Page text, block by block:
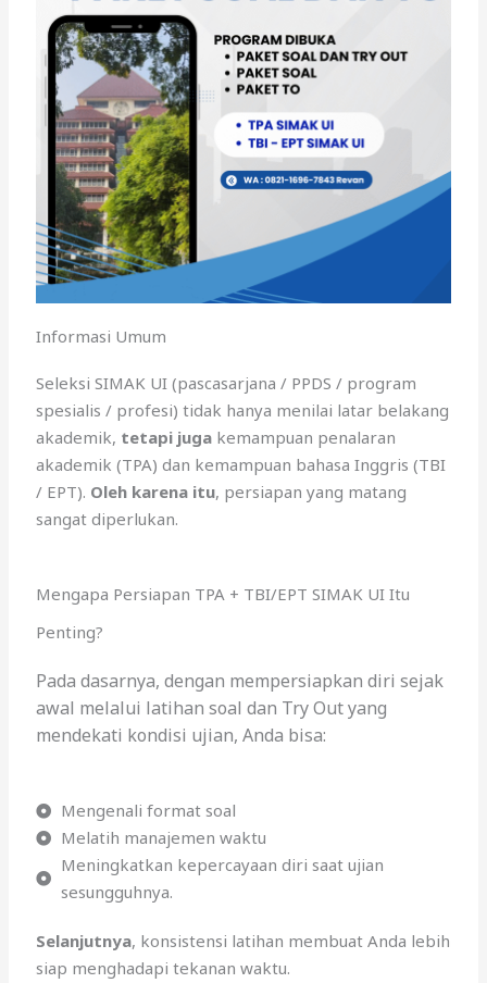
Informasi Umum
Seleksi SIMAK UI (pascasarjana / PPDS / program
spesialis / profesi) tidak hanya menilai latar belakang
akademik, tetapi juga kemampuan penalaran
akademik (TPA) dan kemampuan bahasa Inggris (TBI
/ EPT). Oleh karena itu, persiapan yang matang
sangat diperlukan.
Mengapa Persiapan TPA + TBI/EPT SIMAK UI Itu
Penting?
Pada dasarnya, dengan mempersiapkan diri sejak
awal melalui latihan soal dan Try Out yang
mendekati kondisi ujian, Anda bisa:
Mengenali format soal
Melatih manajemen waktu
Meningkatkan kepercayaan diri saat ujian
sesungguhnya.
Selanjutnya, konsistensi latihan membuat Anda lebih
siap menghadapi tekanan waktu.